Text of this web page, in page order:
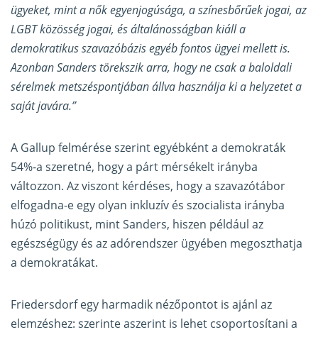
ügyeket, mint a nők egyenjogúsága, a színesbőrűek jogai, az
LGBT közösség jogai, és általánosságban kiáll a
demokratikus szavazóbázis egyéb fontos ügyei mellett is.
Azonban Sanders törekszik arra, hogy ne csak a baloldali
sérelmek metszéspontjában állva használja ki a helyzetet a
saját javára.”
A Gallup felmérése szerint egyébként a demokraták
54%-a szeretné, hogy a párt mérsékelt irányba
változzon. Az viszont kérdéses, hogy a szavazótábor
elfogadna-e egy olyan inkluzív és szocialista irányba
húzó politikust, mint Sanders, hiszen például az
egészségügy és az adórendszer ügyében megoszthatja
a demokratákat.
Friedersdorf egy harmadik nézőpontot is ajánl az
elemzéshez: szerinte aszerint is lehet csoportosítani a